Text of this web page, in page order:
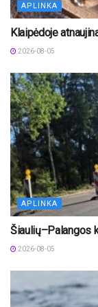
APLINKA
Klaipėdoje
2026-08-05
APLINKA
Šiaulių–Palangos
2026-08-05